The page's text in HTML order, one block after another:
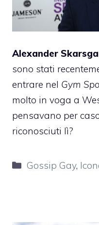
Alexander
sono stati
entrare nel Gym
molto in voga a
pensavano per
riconosciuti lì?
Categorie
Gossip Gay,